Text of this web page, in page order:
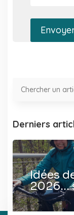
Derniers
Idées
2026…